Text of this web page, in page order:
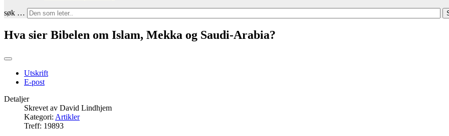
søk …
Hva sier Bibelen om Islam, Mekka og Saudi-Arabia?
Utskrift
E-post
Detaljer
Skrevet av David Lindhjem
Kategori: Artikler
Treff: 19893